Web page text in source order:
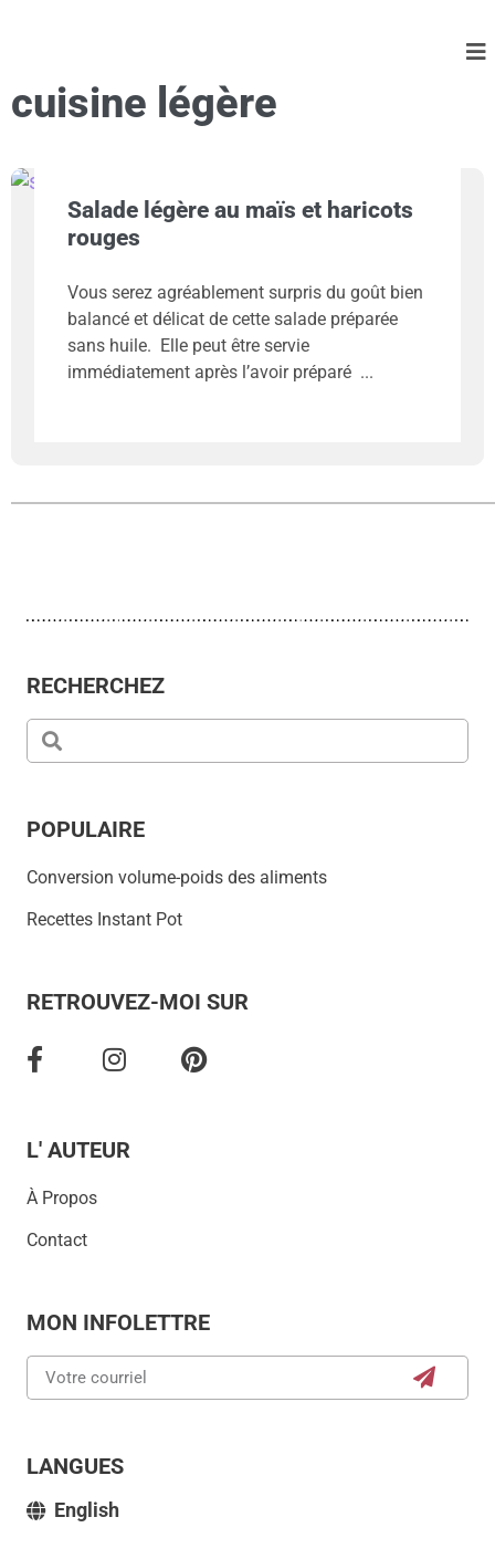
cuisine légère
Salade légère au maïs et haricots
rouges
Vous serez agréablement surpris du goût bien
balancé et délicat de cette salade préparée
sans huile. Elle peut être servie
immédiatement après l’avoir préparé
RECHERCHEZ
POPULAIRE
Conversion volume-poids des aliments
Recettes Instant Pot
RETROUVEZ-MOI SUR
L' AUTEUR
À Propos
Contact
MON INFOLETTRE
LANGUES
English